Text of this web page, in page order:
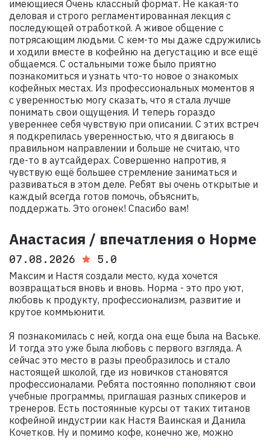
имеющиеся Очень классный формат. Не какая-то
деловая и строго регламентированная лекция с
последующей отработкой. А живое общение с
потрясающим людьми. С кем-то мы даже сдружились
и ходили вместе в кофейню на дегустацию и все ещё
общаемся. С остальными тоже было приятно
познакомиться и узнать что-то новое о знакомых
кофейных местах. Из профессиональных моментов я
с уверенностью могу сказать, что я стала лучше
понимать свои ощущения. И теперь гораздо
увереннее себя чувствую при описании. С этих встреч
я подкрепилась уверенностью, что я двигаюсь в
правильном направлении и больше не считаю, что
где-то в аутсайдерах. Совершенно напротив, я
чувствую ещё большее стремление заниматься и
развиваться в этом деле. Ребят вы очень открытые и
каждый всегда готов помочь, объяснить,
поддержать. Это огонек! Спасибо вам!
Анастасия / впечатления о Норме
07.08.2026 5.0
Максим и Настя создали место, куда хочется
возвращаться вновь и вновь. Норма - это про уют,
любовь к продукту, профессионализм, развитие и
крутое коммьюнити.
Я познакомилась с ней, когда она еще была на Ваське.
И тогда это уже была любовь с первого взгляда. А
сейчас это место в разы преобразилось и стало
настоящей школой, где из новичков становятся
профессионалами. Ребята постоянно пополняют свои
учебные программы, приглашая разных спикеров и
тренеров. Есть постоянные курсы от таких титанов
кофейной индустрии как Настя Ваинская и Данила
Кочетков. Ну и помимо кофе, конечно же, можно